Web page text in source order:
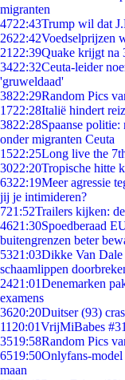
migranten
4722:43Trump wil dat
2622:42Voedselprijzen
21 22:39Quake krijgt na
3422:32Ceuta-leider
'gruweldaad'
3822:29Random Pics
1722:28Italië hindert
3822:28Spaanse
onder migranten Ceuta
1522:25Long live the
3022:20Tropische hitte
6322:19Meer agressie
jij je intimideren?
721:52Trailers kijken:
4621:30Spoedberaad
buitengrenzen beter
5321:03Dikke Van Dale
schaamlippen
2421:01Denemarken
examens
3620:20Duitser (93)
11 20:01VrijMiBabes
3519:58Random Pics
6519:50Onlyfans-
maan